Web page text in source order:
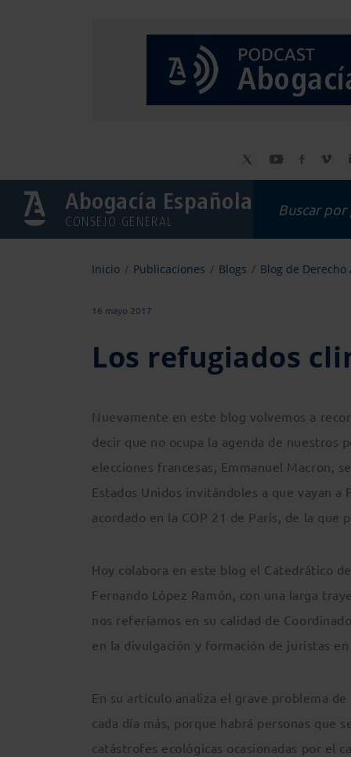
Abogacía Española
CONSEJO GENERAL
Inicio Publicaciones Blogs Blog de Derecho
16 mayo 2017
Los refugiados
Nuevamente en este blog volvemos a
decir que no ocupa la agenda de nuestros
elecciones francesas, Emmanuel Macron,
Estados Unidos invitándoles a que vayan
acordado en la COP 21 de París, de la que
Hoy colabora en este blog el Catedrático
Fernando López Ramón, con una larga
nos referíamos en su calidad de
en la divulgación y formación de juristas
En su artículo analiza el grave problema
cada día más, porque habrá personas que
catástrofes ecológicas ocasionadas por el